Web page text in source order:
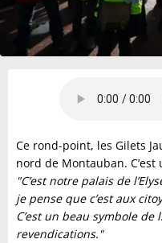
Ce rond-point, les Gilets
nord de Montauban.
"C’est notre palais de
je pense que c’est aux
C’est un beau symbole de
revendications."